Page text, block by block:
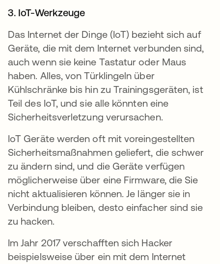
3. IoT-Werkzeuge
Das Internet der Dinge (IoT) bezieht sich auf
Geräte, die mit dem Internet verbunden sind,
auch wenn sie keine Tastatur oder Maus
haben. Alles, von Türklingeln über
Kühlschränke bis hin zu Trainingsgeräten, ist
Teil des IoT, und sie alle könnten eine
Sicherheitsverletzung verursachen.
IoT Geräte werden oft mit voreingestellten
Sicherheitsmaßnahmen geliefert, die schwer
zu ändern sind, und die Geräte verfügen
möglicherweise über eine Firmware, die Sie
nicht aktualisieren können. Je länger sie in
Verbindung bleiben, desto einfacher sind sie
zu hacken.
Im Jahr 2017 verschafften sich Hacker
beispielsweise über ein mit dem Internet